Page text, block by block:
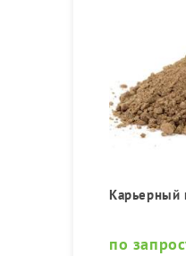
Карьерный
по